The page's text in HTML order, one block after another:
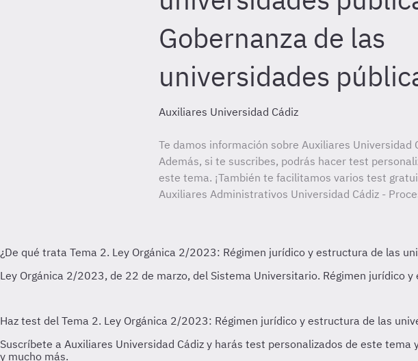
Gobernanza de las
universidades
Auxiliares Universidad Cádiz
Te damos información sobre Auxiliares Universidad
Además, si te suscribes, podrás hacer test
este tema. ¡También te facilitamos varios test
Auxiliares Administrativos Universidad Cádiz -